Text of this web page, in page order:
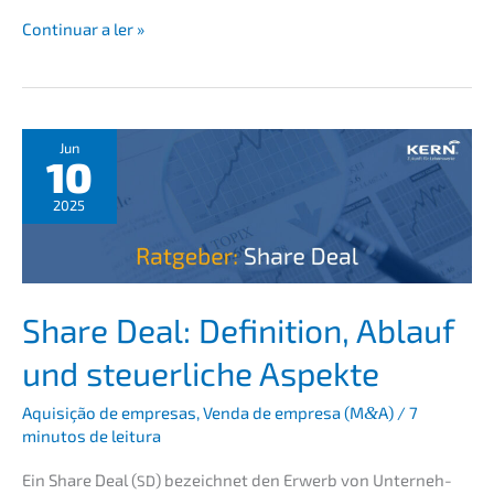
Red
Dealb­
recht­
nen
Conti­nu­ar a ler »
Jun
10
2025
Share Deal: Defini­ti­on, Ablauf
und steuer­li­che Aspekte
Aquisi­ção de empre­sas Venda de empre­sa (M&A) / 7
minutos de leitura
Ein Share Deal (SD) bezeich­net den Erwerb von Unter­neh­